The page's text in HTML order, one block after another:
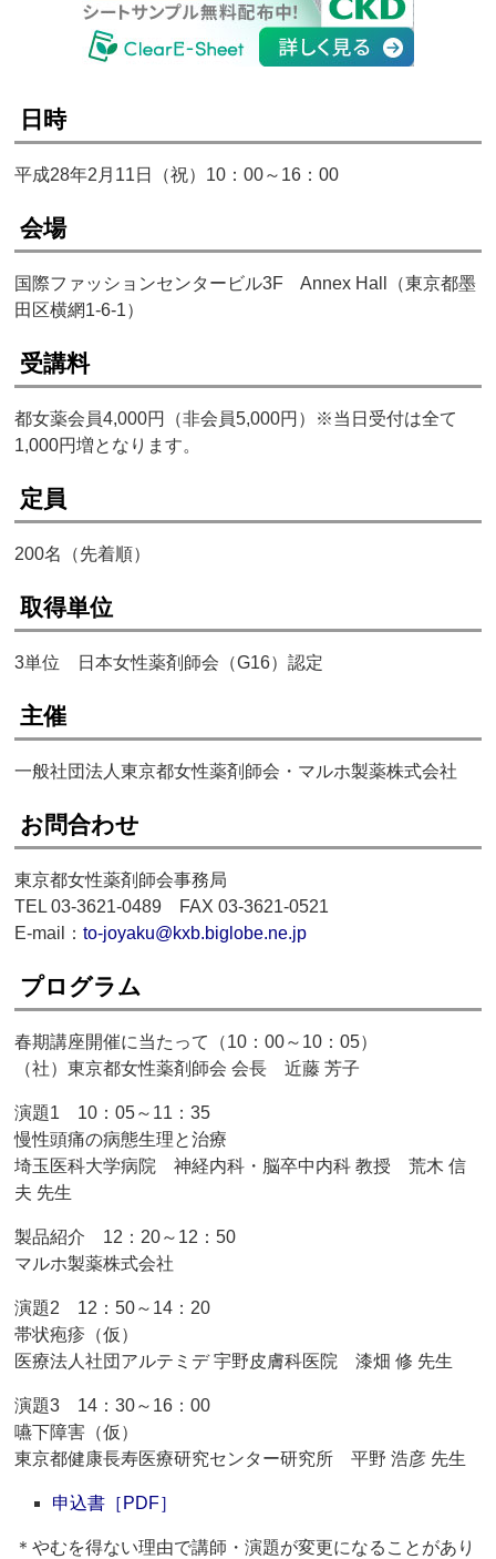
日時
平成28年2月11日（祝）10：00～16：00
会場
国際ファッションセンタービル3F Annex Hall（東京都墨
田区横網1-6-1）
受講料
都女薬会員4,000円（非会員5,000円）※当日受付は全て
1,000円増となります。
定員
200名（先着順）
取得単位
3単位 日本女性薬剤師会（G16）認定
主催
一般社団法人東京都女性薬剤師会・マルホ製薬株式会社
お問合わせ
東京都女性薬剤師会事務局
TEL 03-3621-0489 FAX 03-3621-0521
E-mail：to-joyaku@kxb.biglobe.ne.jp
プログラム
春期講座開催に当たって（10：00～10：05）
（社）東京都女性薬剤師会 会長 近藤 芳子
演題1 10：05～11：35
慢性頭痛の病態生理と治療
埼玉医科大学病院 神経内科・脳卒中内科 教授 荒木 信
夫 先生
製品紹介 12：20～12：50
マルホ製薬株式会社
演題2 12：50～14：20
帯状疱疹（仮）
医療法人社団アルテミデ 宇野皮膚科医院 漆畑 修 先生
演題3 14：30～16：00
嚥下障害（仮）
東京都健康長寿医療研究センター研究所 平野 浩彦 先生
申込書［PDF］
＊やむを得ない理由で講師・演題が変更になることがあり